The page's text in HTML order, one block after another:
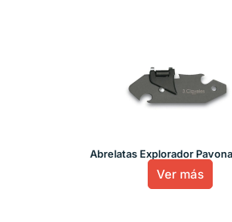
Abrelatas Explorador
Ver más